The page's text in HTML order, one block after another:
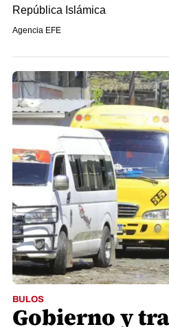
República Islámica
Agencia EFE
BULOS
Gobierno y